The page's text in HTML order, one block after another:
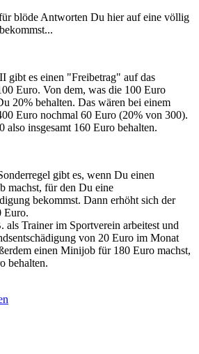
blöde Antworten Du hier auf eine völlig
gibt es einen "Freibetrag" auf das
Euro. Von dem, was die 100 Euro
20% behalten. Das wären bei einem
Euro nochmal 60 Euro (20% von 300).
also insgesamt 160 Euro behalten.
gibt es, wenn Du einen
machst, für den Du eine
bekommst. Dann erhöht sich der
Euro.
als Trainer im Sportverein arbeitest und
von 20 Euro im Monat
einen Minijob für 180 Euro machst,
behalten.